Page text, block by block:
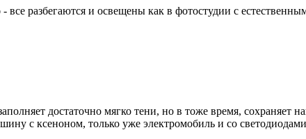
разбегаются и освещены как в фотостудии с
достаточно мягко тени, но в тоже время, сохраняет
с ксеноном, только уже электромобиль и со светодиодами